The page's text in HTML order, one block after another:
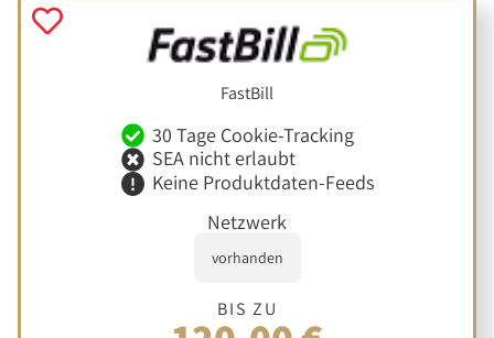
FastBill
30 Tage Cookie-Tracking
SEA nicht erlaubt
Keine Produktdaten-Feeds
Netzwerk
vorhanden
BIS ZU